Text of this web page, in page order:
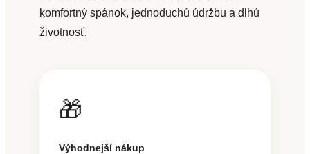
komfortný spánok, jednoduchú údržbu a dlhú
životnosť.
🎁
Výhodnejší nákup